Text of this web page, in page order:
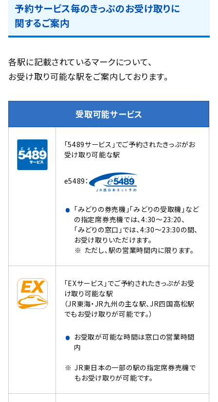
予約サービス毎のきっぷのお受け取りに
関するご案内
各駅に記載されているマークについて、
お受け取り可能な駅をご案内しております。
受取可能サービス
「5489サービス」でご予約されたきっぷがお
受け取り可能な駅
e5489：
「みどりの券売機」「みどりの受取機」など
の指定席券売機では、4:30～23:20、
「みどりの窓口」では、4:30～23:30の間、
お受け取りいただけます。
ただし、駅の営業時間内に限ります。
「EXサービス」でご予約されたきっぷがお受
け取り可能な駅
（JR東海・JR九州の主な駅、JR四国高松駅
でもお受け取りが可能です。）
お受取が可能な時間は窓口の営業時間
内
JR東日本の一部の駅の指定席券売機で
もお受け取りが可能です。